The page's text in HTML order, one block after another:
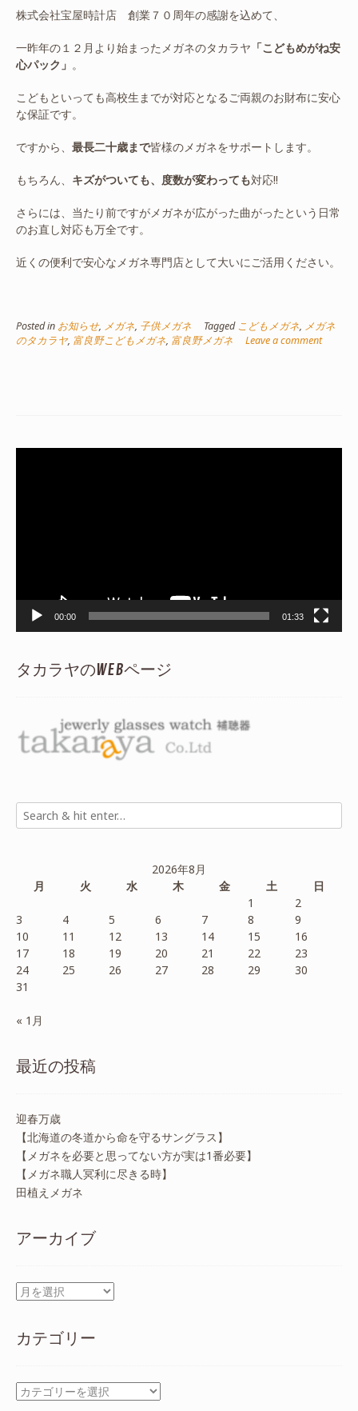
株式会社宝屋時計店 創業７０周年の感謝を込めて、
一昨年の１２月より始まったメガネのタカラヤ 「こどもめがね安
心パック」 。
こどもといっても高校生までが対応となるご両親のお財布に安心
な保証です。
ですから、 最長二十歳まで皆様のメガネをサポートします。
もちろん、 キズがついても、度数が変わっても対応!!
さらには、当たり前ですがメガネが広がった曲がったという日常
のお直し対応も万全です。
近くの便利で安心なメガネ専門店として大いにご活用ください。
Posted in お知らせ, メガネ, 子供メガネ Taggedこどもメガネ, メガネ
のタカラヤ, 富良野こどもメガネ, 富良野メガネ Leave a comment
00:00 01:33
タカラヤのWEBページ
2026年8月
月
火 水 木 金 土
日
1
2
3
4 5 6 7 8
9
10
11 12 13 14 15
16
17
18 19 20 21 22
23
24
25 26 27 28 29
30
31
« 1月
最近の投稿
迎春万歳
【北海道の冬道から命を守るサングラス】
【メガネを必要と思ってない方が実は1番必要】
【メガネ職人冥利に尽きる時】
田植えメガネ
アーカイブ
ア
イ
カテゴリー
カ